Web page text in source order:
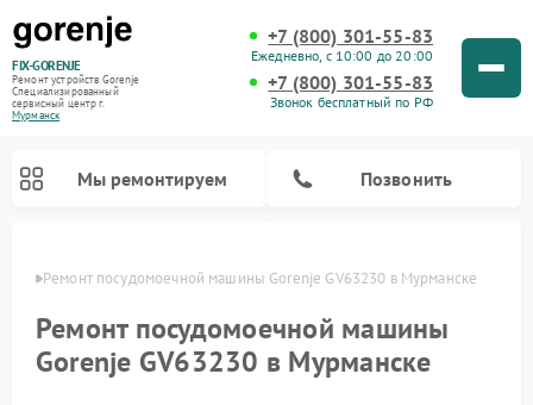
FIX-GORENJE
Ремонт устройств Gorenje
Специализированный
cервисный центр г.
Мурманск
+7 (800) 301-55-83
Ежедневно, с 10:00 до 20:00
+7 (800) 301-55-83
Звонок бесплатный по РФ
Мы ремонтируем Позвонить
Ремонт посудомоечной машины Gorenje GV63230 в Мурманске
Ремонт посудомоечной машины
Gorenje GV63230 в Мурманске